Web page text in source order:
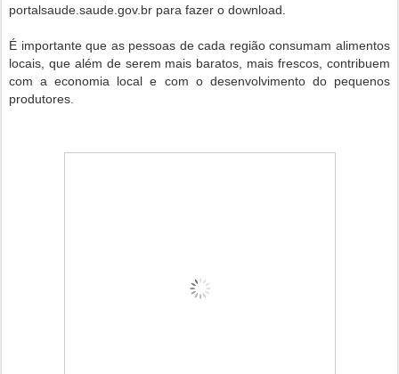
portalsaude.saude.gov.br para fazer o download.
É importante que as pessoas de cada região consumam alimentos
locais, que além de serem mais baratos, mais frescos, contribuem
com a economia local e com o desenvolvimento do pequenos
produtores.